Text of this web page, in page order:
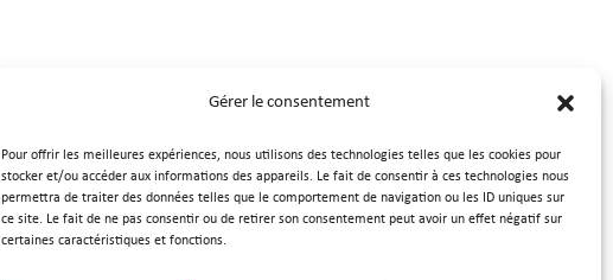
Gérer le consentement
Pour offrir les meilleures expériences, nous utilisons des technologies telles que les cookies pour
stocker et/ou accéder aux informations des appareils. Le fait de consentir à ces technologies nous
permettra de traiter des données telles que le comportement de navigation ou les ID uniques sur
ce site. Le fait de ne pas consentir ou de retirer son consentement peut avoir un effet négatif sur
certaines caractéristiques et fonctions.
Suivez-nous